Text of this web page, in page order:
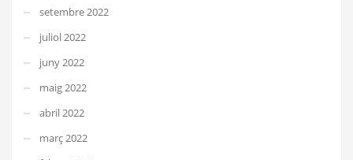
setembre 2022
juliol 2022
juny 2022
maig 2022
abril 2022
març 2022